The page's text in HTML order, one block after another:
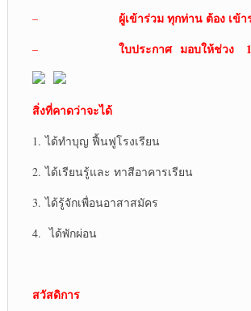
– ผู้เข้าร่วม ทุกท่าน ต้อง เข้
– ใบประกาศ มอบให้ช่วง
สิ่งที่คาดว่าจะได้
1. ได้ทำบุญ ฟื้นฟูโรงเรียน
2. ได้เรียนรู้และ ทาสีอาคารเรียน
3. ได้รู้จักเพื่อนอาสาสมัคร
4. ได้พักผ่อน
สวัสดิการ